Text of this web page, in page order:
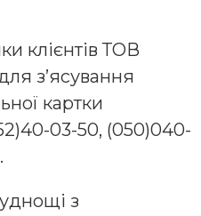
клієнтів ТОВ
з’ясування
картки
03-50, (050)040-
з